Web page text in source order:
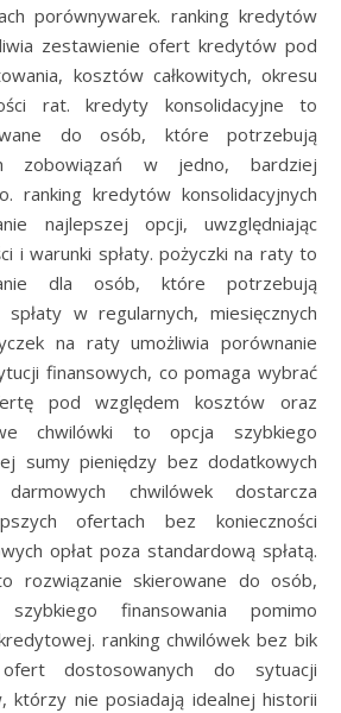
porównywarek. ranking kredytów
zestawienie ofert kredytów pod
kosztów całkowitych, okresu
rat. kredyty konsolidacyjne to
do osób, które potrzebują
zobowiązań w jedno, bardziej
ranking kredytów konsolidacyjnych
najlepszej opcji, uwzględniając
i warunki spłaty. pożyczki na raty to
dla osób, które potrzebują
w regularnych, miesięcznych
na raty umożliwia porównanie
finansowych, co pomaga wybrać
pod względem kosztów oraz
chwilówki to opcja szybkiego
sumy pieniędzy bez dodatkowych
chwilówek dostarcza
ofertach bez konieczności
opłat poza standardową spłatą.
rozwiązanie skierowane do osób,
finansowania pomimo
ranking chwilówek bez bik
dostosowanych do sytuacji
którzy nie posiadają idealnej historii